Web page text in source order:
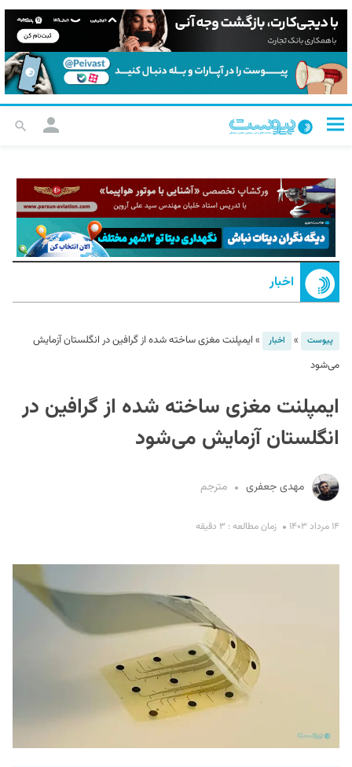
اخبار
پیوست » اخبار » ایمپلنت مغزی ساخته شده از گرافین در انگلستان آزمایش
می‌شود
ایمپلنت مغزی ساخته شده از گرافین در
انگلستان آزمایش می‌شود
مهدی جعفری مترجم
۱۴ مرداد ۱۴۰۳ زمان مطالعه : ۳ دقیقه